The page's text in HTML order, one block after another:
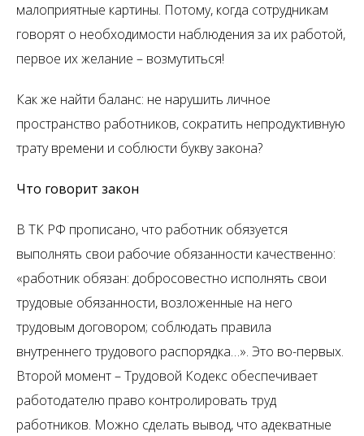
малоприятные картины. Потому, когда сотрудникам
говорят о необходимости наблюдения за их работой,
первое их желание – возмутиться!
Как же найти баланс: не нарушить личное
пространство работников, сократить непродуктивную
трату времени и соблюсти букву закона?
Что говорит закон
В ТК РФ прописано, что работник обязуется
выполнять свои рабочие обязанности качественно:
«работник обязан: добросовестно исполнять свои
трудовые обязанности, возложенные на него
трудовым договором; соблюдать правила
внутреннего трудового распорядка…». Это во-первых.
Второй момент – Трудовой Кодекс обеспечивает
работодателю право контролировать труд
работников. Можно сделать вывод, что адекватные